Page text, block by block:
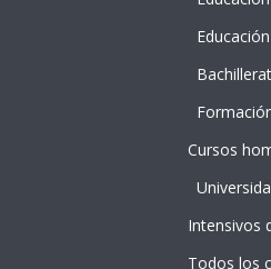
Cursos
Intensivos
Todos los